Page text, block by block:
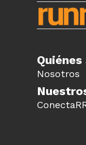
Quiénes
Nosotros